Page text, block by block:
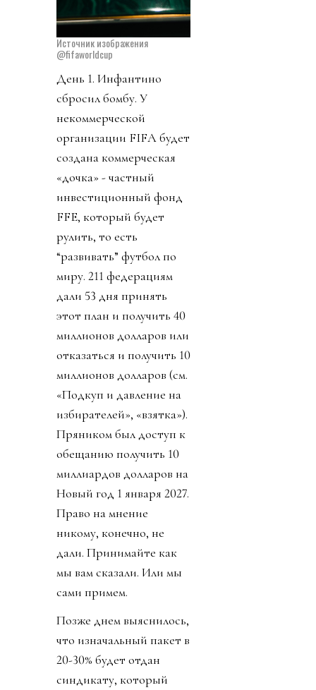
Источник изображения
@fifaworldcup
День 1. Инфантино
сбросил бомбу. У
некоммерческой
организации FIFA будет
создана коммерческая
«дочка» - частный
инвестиционный фонд
FFE, который будет
рулить, то есть
“развивать” футбол по
миру. 211 федерациям
дали 53 дня принять
этот план и получить 40
миллионов долларов или
отказаться и получить 10
миллионов долларов (см.
«Подкуп и давление на
избирателей», «взятка»).
Пряником был доступ к
обещанию получить 10
миллиардов долларов на
Новый год 1 января 2027.
Право на мнение
никому, конечно, не
дали. Принимайте как
мы вам сказали. Или мы
сами примем.
Позже днем выяснилось,
что изначальный пакет в
20-30% будет отдан
синдикату, который